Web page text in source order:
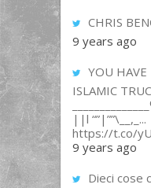
CHRIS
9 years ago
YOU
ISLAMIC
||l “”|””\__,_...
https://t.co/
9 years ago
Dieci cose